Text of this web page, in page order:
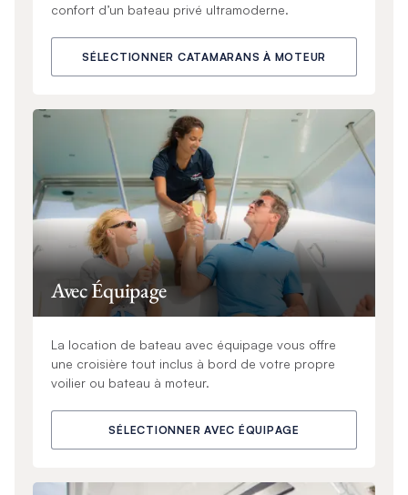
confort d’un bateau privé ultramoderne.
SÉLECTIONNER CATAMARANS À MOTEUR
Avec Équipage
La location de bateau avec équipage vous offre
une croisière tout inclus à bord de votre propre
voilier ou bateau à moteur.
SÉLECTIONNER AVEC ÉQUIPAGE